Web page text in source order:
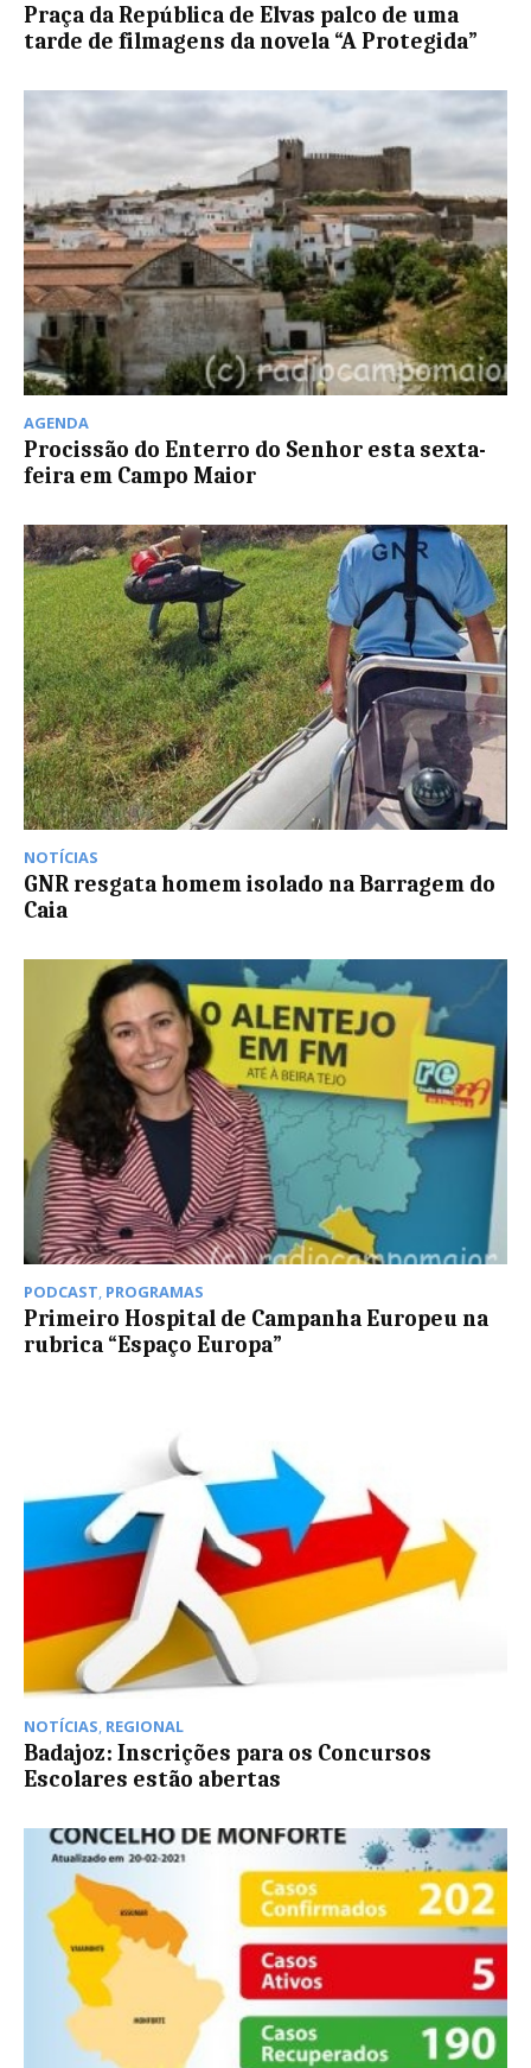
Praça da República de Elvas palco de uma
tarde de filmagens da novela “A Protegida”
AGENDA
Procissão do Enterro do Senhor esta sexta-
feira em Campo Maior
NOTÍCIAS
GNR resgata homem isolado na Barragem do
Caia
PODCAST, PROGRAMAS
Primeiro Hospital de Campanha Europeu na
rubrica “Espaço Europa”
NOTÍCIAS, REGIONAL
Badajoz: Inscrições para os Concursos
Escolares estão abertas